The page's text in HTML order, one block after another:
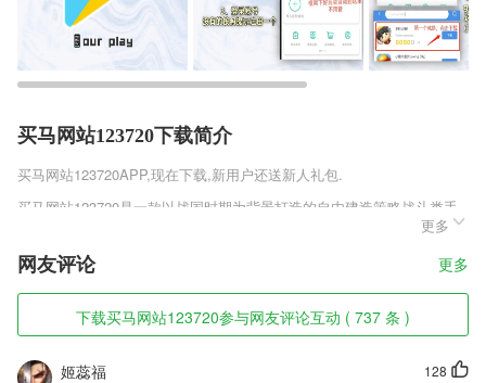
买马网站123720下载简介
买马网站123720APP,现在下载,新用户还送新人礼包.
买马网站123720是一款以战国时期为背景打造的自由建造策略战斗类手
游，你将化身为游戏中的一方城主，通过建造各个建筑来扩大自己的势
力，不断培养兵力和人才加大实力去占领更多的野外，建立更多的分城，
与此同时还需要加入到一个联盟中，组织同国家的玩家参与最为激烈的国
战，快来下载体验吧。
买马网站123720软件特色
1,系统集成网页端，手机app端、小程序等多平台数据互通。
更多
网友评论 更多
下载买马网站123720参与网友评论互动 ( 737 条 )
128
姬蕊福